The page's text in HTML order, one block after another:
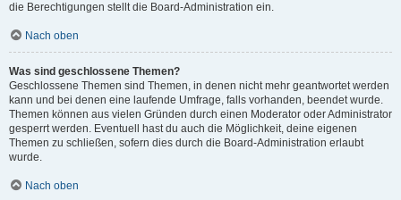
die Berechtigungen stellt die Board-Administration ein.
Nach oben
Was sind geschlossene Themen?
Geschlossene Themen sind Themen, in denen nicht mehr geantwortet werden
kann und bei denen eine laufende Umfrage, falls vorhanden, beendet wurde.
Themen können aus vielen Gründen durch einen Moderator oder Administrator
gesperrt werden. Eventuell hast du auch die Möglichkeit, deine eigenen
Themen zu schließen, sofern dies durch die Board-Administration erlaubt
wurde.
Nach oben